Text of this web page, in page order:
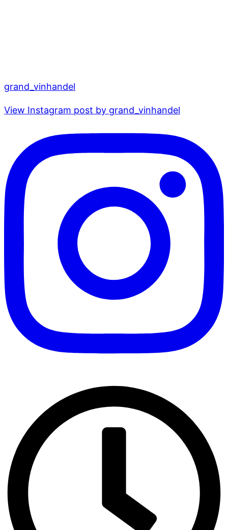
grand_vinhandel
View Instagram post by grand_vinhandel